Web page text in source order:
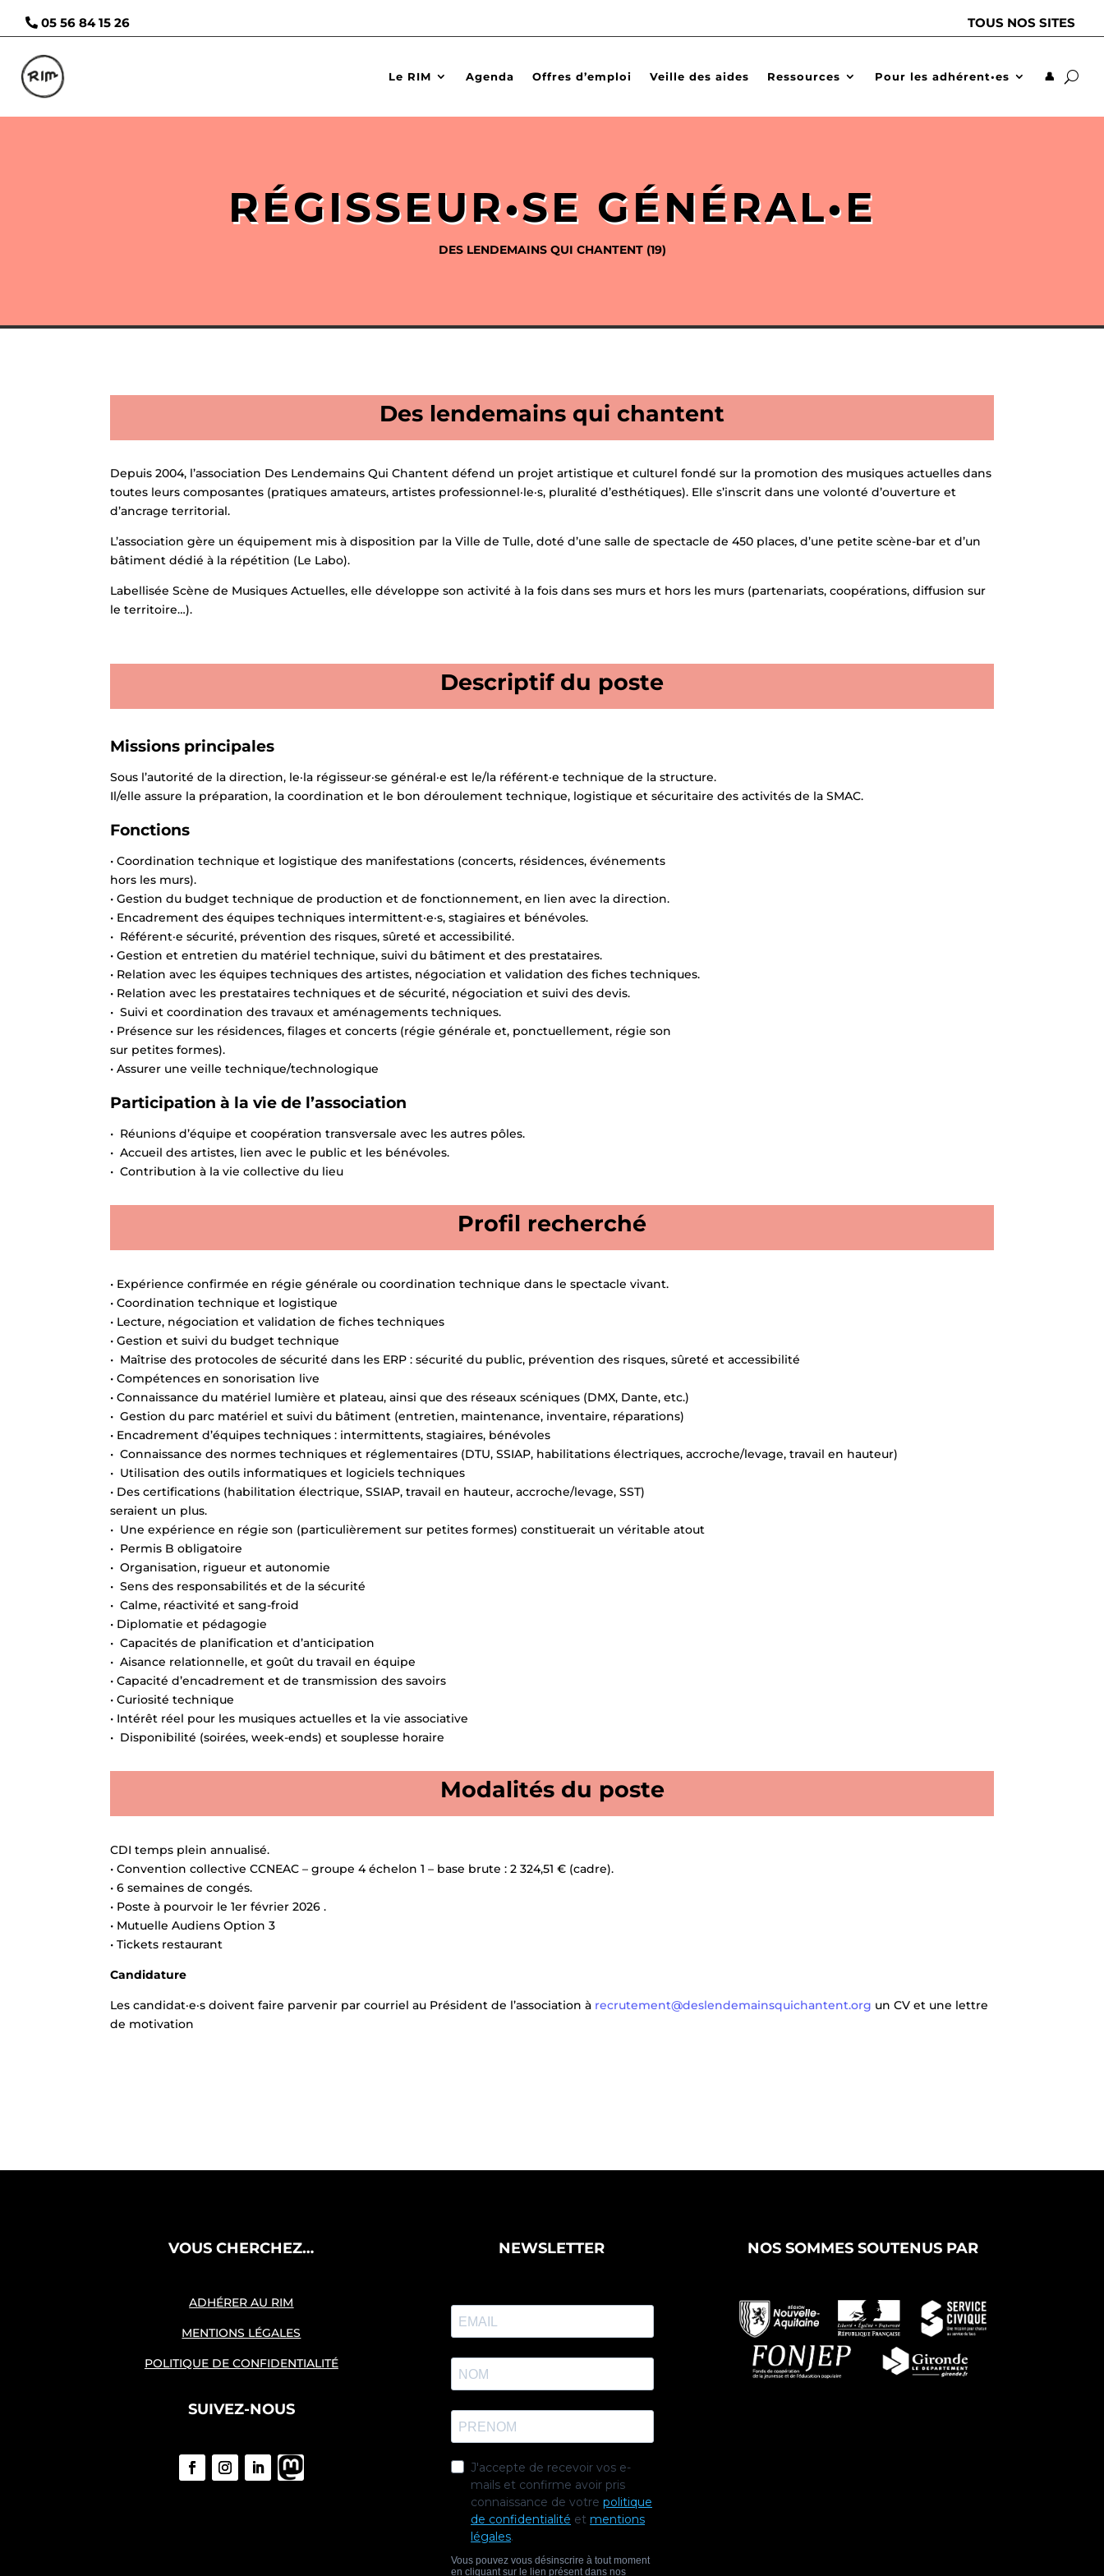
05 56 84 15 26 TOUS NOS SITES
Le RIM Agenda Offres d’emploi Veille des aides Ressources Pour les adhérent•es 👤
RÉGISSEUR•SE GÉNÉRAL•E
DES LENDEMAINS QUI CHANTENT(19)
Des lendemains qui chantent
Depuis 2004, l’association Des Lendemains Qui Chantent défend un projet artistique et culturel fondé sur la promotion des musiques actuelles dans
toutes leurs composantes (pratiques amateurs, artistes professionnel·le·s, pluralité d’esthétiques). Elle s’inscrit dans une volonté d’ouverture et
d’ancrage territorial.
L’association gère un équipement mis à disposition par la Ville de Tulle, doté d’une salle de spectacle de 450 places, d’une petite scène-bar et d’un
bâtiment dédié à la répétition (Le Labo).
Labellisée Scène de Musiques Actuelles, elle développe son activité à la fois dans ses murs et hors les murs (partenariats, coopérations, diffusion sur
le territoire…).
Descriptif du poste
Missions principales
Sous l’autorité de la direction, le·la régisseur·se général·e est le/la référent·e technique de la structure.
Il/elle assure la préparation, la coordination et le bon déroulement technique, logistique et sécuritaire des activités de la SMAC.
Fonctions
• Coordination technique et logistique des manifestations (concerts, résidences, événements
hors les murs).
• Gestion du budget technique de production et de fonctionnement, en lien avec la direction.
• Encadrement des équipes techniques intermittent·e·s, stagiaires et bénévoles.
• Référent·e sécurité, prévention des risques, sûreté et accessibilité.
• Gestion et entretien du matériel technique, suivi du bâtiment et des prestataires.
• Relation avec les équipes techniques des artistes, négociation et validation des fiches techniques.
• Relation avec les prestataires techniques et de sécurité, négociation et suivi des devis.
• Suivi et coordination des travaux et aménagements techniques.
• Présence sur les résidences, filages et concerts (régie générale et, ponctuellement, régie son
sur petites formes).
• Assurer une veille technique/technologique
Participation à la vie de l’association
• Réunions d’équipe et coopération transversale avec les autres pôles.
• Accueil des artistes, lien avec le public et les bénévoles.
• Contribution à la vie collective du lieu
Profil recherché
• Expérience confirmée en régie générale ou coordination technique dans le spectacle vivant.
• Coordination technique et logistique
• Lecture, négociation et validation de fiches techniques
• Gestion et suivi du budget technique
• Maîtrise des protocoles de sécurité dans les ERP : sécurité du public, prévention des risques, sûreté et accessibilité
• Compétences en sonorisation live
• Connaissance du matériel lumière et plateau, ainsi que des réseaux scéniques (DMX, Dante, etc.)
• Gestion du parc matériel et suivi du bâtiment (entretien, maintenance, inventaire, réparations)
• Encadrement d’équipes techniques : intermittents, stagiaires, bénévoles
• Connaissance des normes techniques et réglementaires (DTU, SSIAP, habilitations électriques, accroche/levage, travail en hauteur)
• Utilisation des outils informatiques et logiciels techniques
• Des certifications (habilitation électrique, SSIAP, travail en hauteur, accroche/levage, SST)
seraient un plus.
• Une expérience en régie son (particulièrement sur petites formes) constituerait un véritable atout
• Permis B obligatoire
• Organisation, rigueur et autonomie
• Sens des responsabilités et de la sécurité
• Calme, réactivité et sang-froid
• Diplomatie et pédagogie
• Capacités de planification et d’anticipation
• Aisance relationnelle, et goût du travail en équipe
• Capacité d’encadrement et de transmission des savoirs
• Curiosité technique
• Intérêt réel pour les musiques actuelles et la vie associative
• Disponibilité (soirées, week-ends) et souplesse horaire
Modalités du poste
CDI temps plein annualisé.
• Convention collective CCNEAC – groupe 4 échelon 1 – base brute : 2 324,51 € (cadre).
• 6 semaines de congés.
• Poste à pourvoir le 1er février 2026 .
• Mutuelle Audiens Option 3
• Tickets restaurant
Candidature
Les candidat·e·s doivent faire parvenir par courriel au Président de l’association à recrutement@deslendemainsquichantent.org un CV et une lettre
de motivation
VOUS CHERCHEZ…
ADHÉRER AU RIM
MENTIONS LÉGALES
POLITIQUE DE CONFIDENTIALITÉ
SUIVEZ-NOUS
NEWSLETTER NOS SOMMES SOUTENUS PAR